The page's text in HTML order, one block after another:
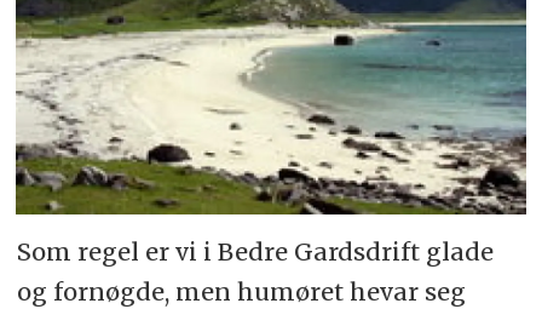
Som regel er vi i Bedre Gardsdrift glade
og fornøgde, men humøret hevar seg